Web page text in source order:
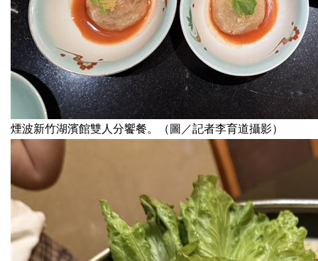
煙波新竹湖濱館雙人分饗餐。（圖／記者李育道攝影）